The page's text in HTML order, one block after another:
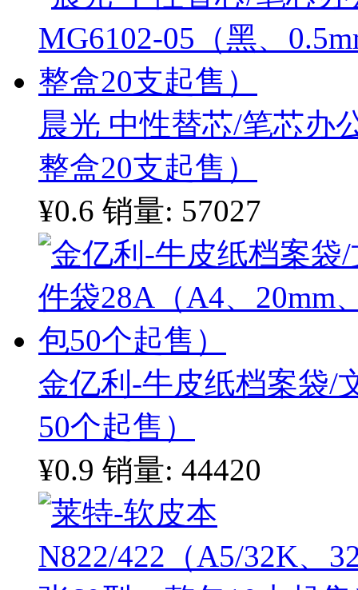
晨光 中性替芯/笔芯办
整盒20支起售）
¥0.6 销量: 57027
金亿利-牛皮纸档案袋/
50个起售）
¥0.9 销量: 44420